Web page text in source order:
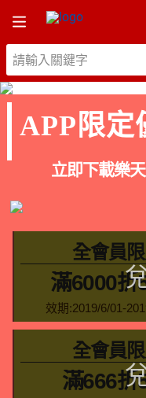
APP限定
立即下載樂
全會員
滿6000折
效期:2019/6/01-
全會員
滿666折